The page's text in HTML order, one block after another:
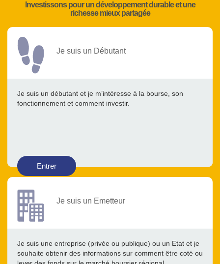
Investissons pour un développement durable et une
richesse mieux partagée
Je suis un Débutant
Je suis un débutant et je m’intéresse à la bourse, son
fonctionnement et comment investir.
Entrer
Je suis un Emetteur
Je suis une entreprise (privée ou publique) ou un Etat et je
souhaite obtenir des informations sur comment être coté ou